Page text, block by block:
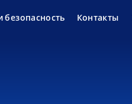
безопасность Контакты